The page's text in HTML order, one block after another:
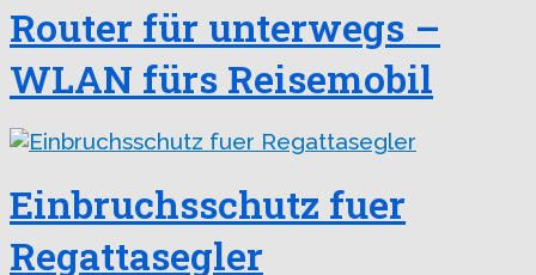
Router für unterwegs –
WLAN fürs Reisemobil
Einbruchsschutz fuer
Regattasegler